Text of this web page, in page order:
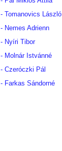
Tomanovics László
Nemes Adrienn
Nyíri Tibor
Molnár Istvánné
Czeróczki Pál
Farkas Sándorné